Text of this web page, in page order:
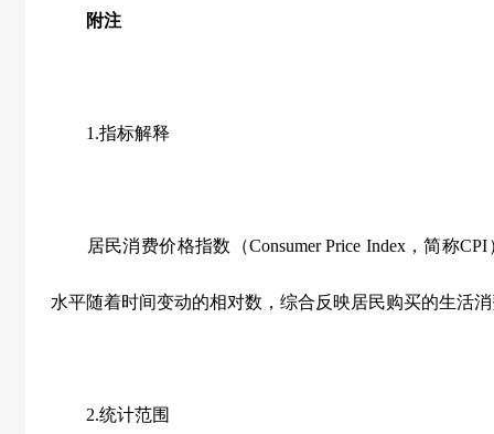
附注
1.指标解释
居民消费价格指数（Consumer Price Index，简称
水平随着时间变动的相对数，综合反映居民购买的生活
2.统计范围